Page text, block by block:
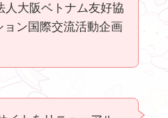
大阪ベトナム友好協
ン国際交流活動企画